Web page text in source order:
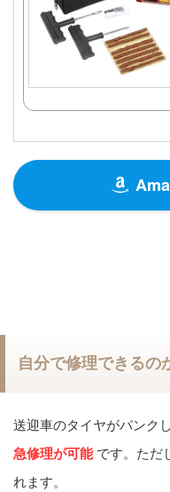
自分で修理できるの
送迎車のタイヤがパンク
急修理が可能です。ただ
れます。